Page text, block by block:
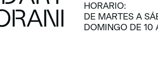
HORARIO:
DE MARTES A
DOMINGO DE 10